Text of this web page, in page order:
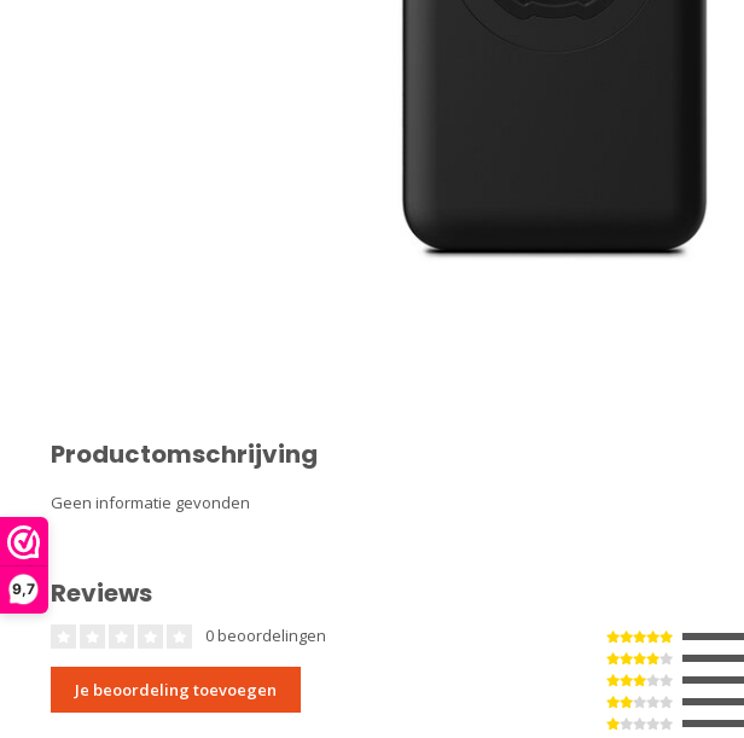
9,7
Productomschrijving
Geen informatie gevonden
Reviews
0 beoordelingen
Je beoordeling toevoegen